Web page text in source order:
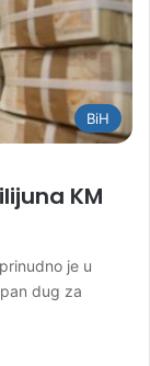
BiH
KM
je u
dug za